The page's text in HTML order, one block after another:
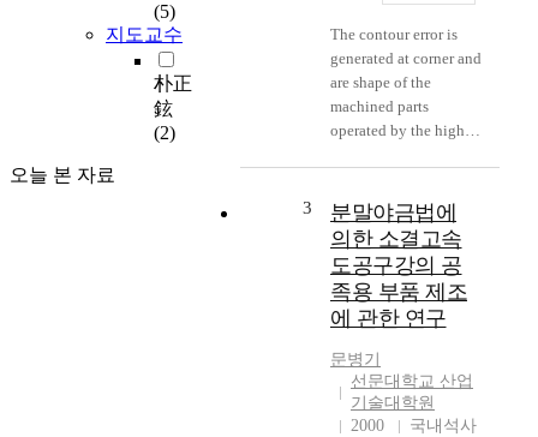
(5)
지도교수
朴正
鉉
(2)
오늘 본 자료
및 주상복합 아파트 등
의 건축현장에 널리 사
용되고 있는 산업용 리
프트 설계과정 및 계산
방법을 체계화하고, 이
개발함으로서 새로운
1.5톤용 산업용 리프
트의 개발에 적용하고
자 한다. 본 연구에서
수행되는 주요 내용은
다음과 같다. 1) 산업
용 리프트의 설계과정
체계화 -산업용 리프
트 설계과정 분석 -설
계자동화를 위한 설계
The contour error is
generated at corner and
are shape of the
machined parts
operated by the high-
of machine tool, there
is a contour error
according to
acceleration/decelerati
on delay and servo
control. Proposed in
acceleration and
deceleration control
that is controlled
3
분말야금법에
의한 소결고속
도공구강의 공
족용 부품 제조
에 관한 연구
문병기
선문대학교 산업
기술대학원
2000
국내석사